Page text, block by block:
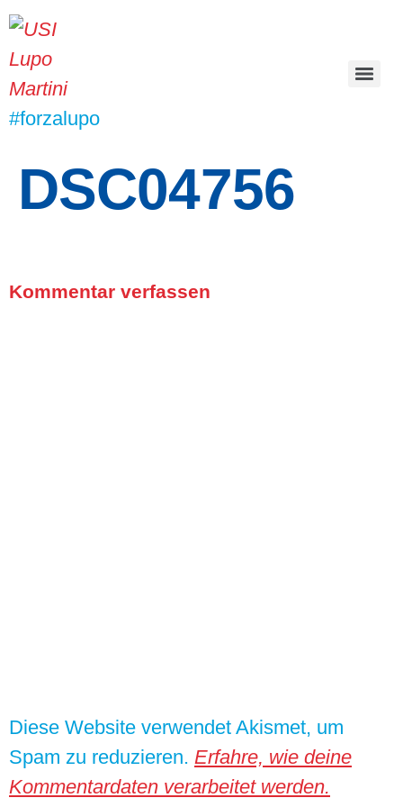
#forzalupo
DSC04756
Kommentar verfassen
Diese Website verwendet Akismet, um
Spam zu reduzieren. Erfahre, wie deine
Kommentardaten verarbeitet werden.